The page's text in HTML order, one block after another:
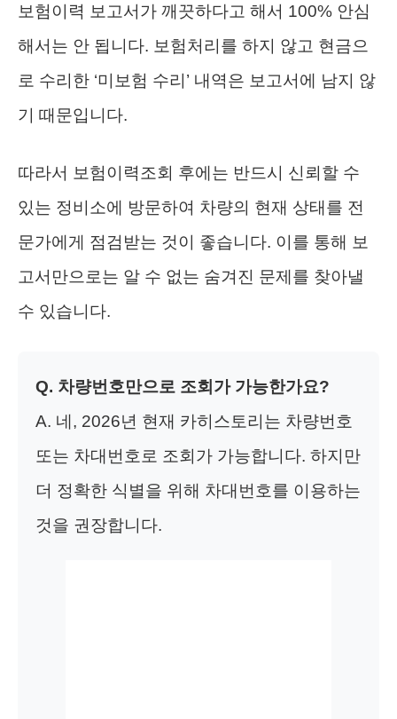
보험이력 보고서가 깨끗하다고 해서 100% 안심
해서는 안 됩니다. 보험처리를 하지 않고 현금으
로 수리한 ‘미보험 수리’ 내역은 보고서에 남지 않
기 때문입니다.
따라서 보험이력조회 후에는 반드시 신뢰할 수
있는 정비소에 방문하여 차량의 현재 상태를 전
문가에게 점검받는 것이 좋습니다. 이를 통해 보
고서만으로는 알 수 없는 숨겨진 문제를 찾아낼
수 있습니다.
Q. 차량번호만으로 조회가 가능한가요?
A. 네, 2026년 현재 카히스토리는 차량번호
또는 차대번호로 조회가 가능합니다. 하지만
더 정확한 식별을 위해 차대번호를 이용하는
것을 권장합니다.